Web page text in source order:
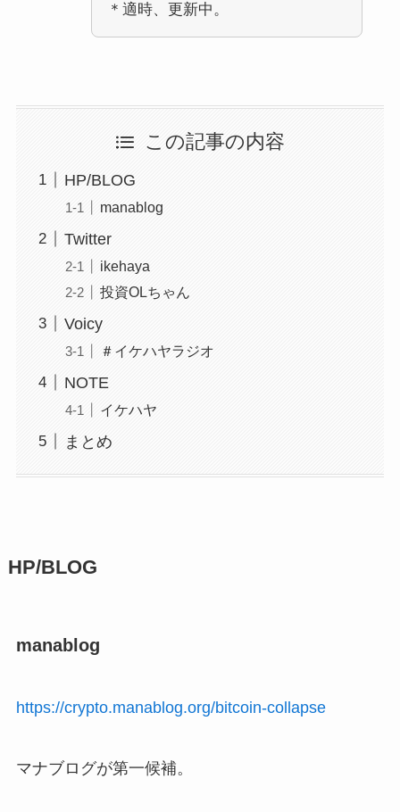
＊適時、更新中。
この記事の内容
HP/BLOG
manablog
Twitter
ikehaya
投資OLちゃん
Voicy
＃イケハヤラジオ
NOTE
イケハヤ
まとめ
HP/BLOG
manablog
https://crypto.manablog.org/bitcoin-collapse
マナブログが第一候補。